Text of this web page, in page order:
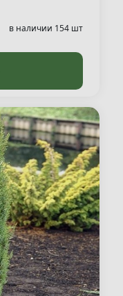
в наличии 154 шт